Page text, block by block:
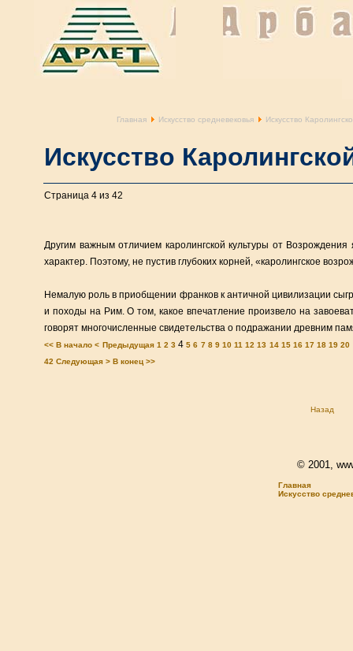
Главная Искусство средневековья Искусство
Искусство
Страница 4 из 42
Другим важным отличием каролингской культуры от
характер. Поэтому, не пустив глубоких корней, «каролингское
Немалую роль в приобщении франков к античной цивилизации
и походы на Рим. О том, какое впечатление произвело на
говорят многочисленные свидетельства о подражании древним
<< В начало < Предыдущая 1 2 3 4 5 6 7 8 9 10 11 12 13 14 15 16 17 18 19 20
42 Следующая > В конец >>
Назад
© 2001,
Главная
Искусство